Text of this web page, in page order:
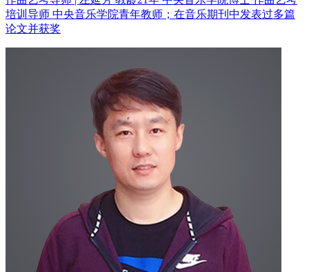
培训导师 中央音乐学院青年教师；在音乐期刊中发表过多篇
论文并获奖